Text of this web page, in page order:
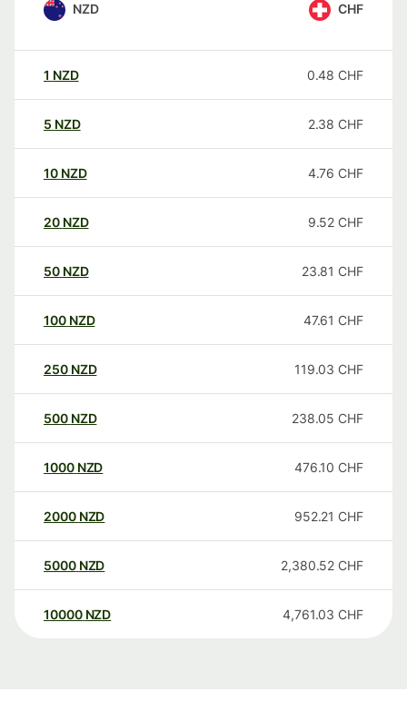
NZD CHF
1 NZD 0.48 CHF
5 NZD 2.38 CHF
10 NZD 4.76 CHF
20 NZD 9.52 CHF
50 NZD 23.81 CHF
100 NZD 47.61 CHF
250 NZD 119.03 CHF
500 NZD 238.05 CHF
1000 NZD 476.10 CHF
2000 NZD 952.21 CHF
5000 NZD 2,380.52 CHF
10000 NZD 4,761.03 CHF